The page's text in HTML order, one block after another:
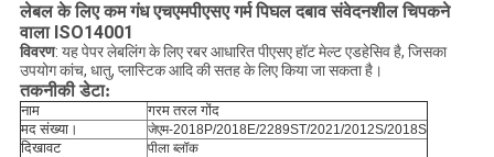
लेबल के लिए कम गंध एचएमपीएसए गर्म पिघल दबाव संवेदनशील चिपकने
वाला ISO14001
विवरण: यह पेपर लेबलिंग के लिए रबर आधारित पीएसए हॉट मेल्ट एडहेसिव है, जिसका
उपयोग कांच, धातु, प्लास्टिक आदि की सतह के लिए किया जा सकता है।
तकनीकी डेटा:
नाम
गरम तरल गोंद
मद संख्या।
जेएम-2018P/2018E/2289ST/2021/2012S/2018S
दिखावट पीला ब्लॉक